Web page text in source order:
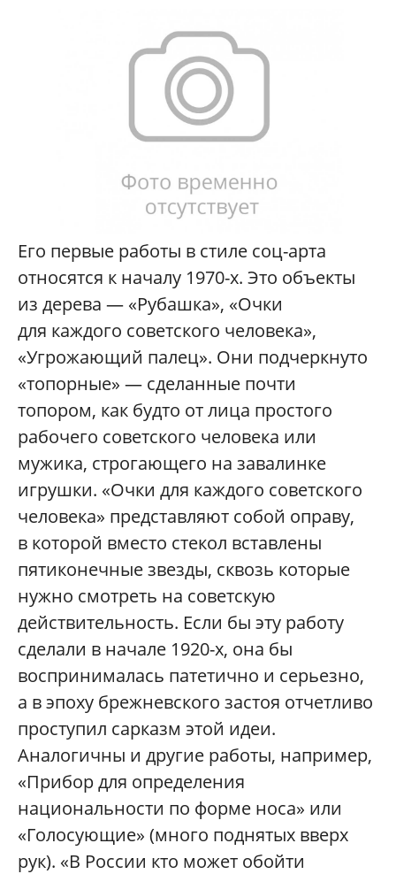
Его первые работы в стиле соц-арта
относятся к началу 1970-х. Это объекты
из дерева — «Рубашка», «Очки
для каждого советского человека»,
«Угрожающий палец». Они подчеркнуто
«топорные» — сделанные почти
топором, как будто от лица простого
рабочего советского человека или
мужика, строгающего на завалинке
игрушки. «Очки для каждого советского
человека» представляют собой оправу,
в которой вместо стекол вставлены
пятиконечные звезды, сквозь которые
нужно смотреть на советскую
действительность. Если бы эту работу
сделали в начале 1920-х, она бы
воспринималась патетично и серьезно,
а в эпоху брежневского застоя отчетливо
проступил сарказм этой идеи.
Аналогичны и другие работы, например,
«Прибор для определения
национальности по форме носа» или
«Голосующие» (много поднятых вверх
рук). «В России кто может обойти